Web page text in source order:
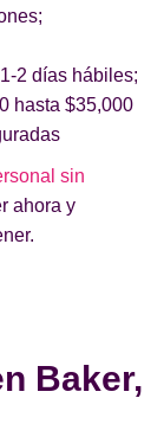
2 días hábiles;
hasta $35,000
sin
ahora y
Baker,